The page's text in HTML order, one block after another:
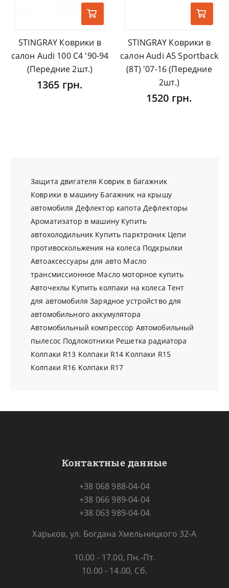
STINGRAY Коврики в
салон Audi 100 C4 '90-94
(Передние 2шт.)
1365 грн.
STINGRAY Коврики в
салон Audi A5 Sportback
(8T) '07-16 (Передние
2шт.)
1520 грн.
Защита двигателя Коврик в багажник
Коврики в машину Багажник на крышу
автомобиля Дефлектор капота Дефлекторы
Ароматизатор в машину Купить
автохолодильник Купить парктроник Цепи
противоскольжения на колеса Подкрылки
Автоаксессуары для авто Масло
трансмиссионное Масло моторное купить
Авточехлы Купить колпаки на колеса Тент
для автомобиля Зарядное устройство для
автомобильного аккумулятора
Автомобильный компрессор Автомобильный
пылесос Подлокотники Решетка радиатора
Колпаки R13 Колпаки R14 Колпаки R15
Колпаки R16 Колпаки R17
Контактные данные
+38 068 988-04-04
+38 066 989-04-04
+38 063 989-04-04
Харьков, ул. Богдана Хмельницкого 32-А
10.00 - 17.00, Пн.-Пт.
10.00 - 14.00, Сб.